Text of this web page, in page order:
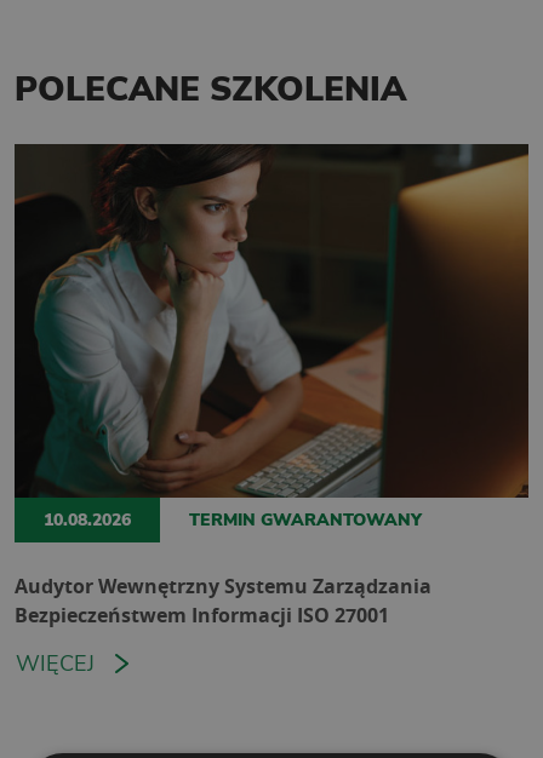
POLECANE SZKOLENIA
10.08.2026 TERMIN GWARANTOWANY
Audytor Wewnętrzny Systemu Zarządzania
Bezpieczeństwem Informacji ISO 27001
WIĘCEJ